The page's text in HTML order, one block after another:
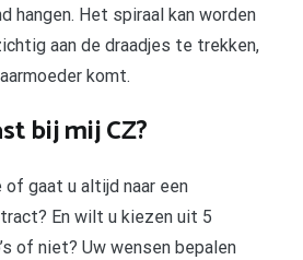
hangen. Het spiraal kan worden
aan de draadjes te trekken,
komt.
bij mij CZ?
gaat u altijd naar een
En wilt u kiezen uit 5
of niet? Uw wensen bepalen